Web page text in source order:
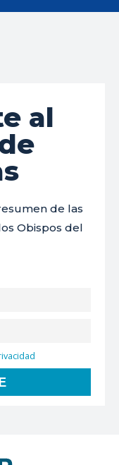
al
de las
Obispos del